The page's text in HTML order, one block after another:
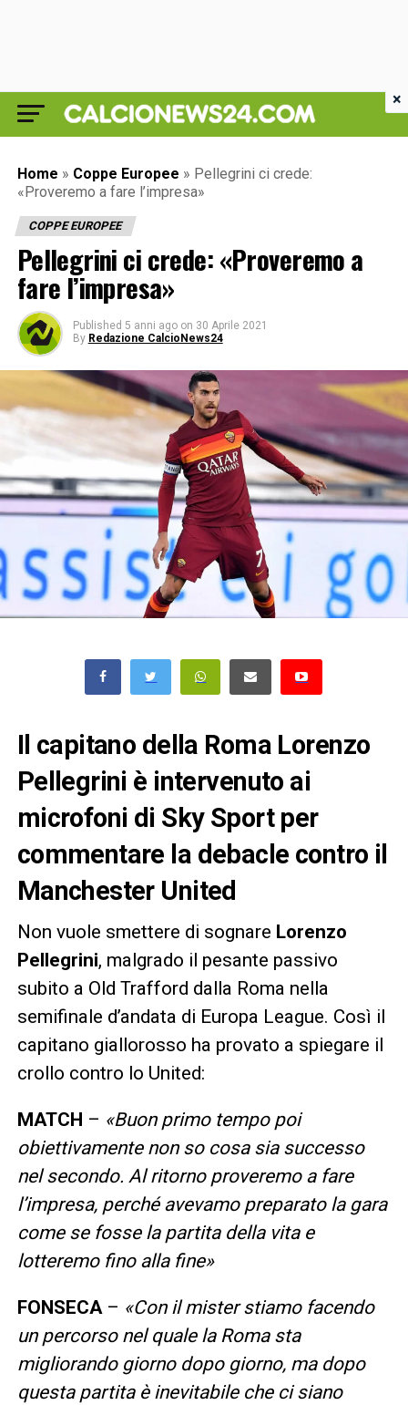
Home » Coppe Europee » Pellegrini ci crede:
«Proveremo a fare l’impresa»
COPPE EUROPEE
Pellegrini ci crede: «Proveremo a
fare l’impresa»
Published 5 anni ago on 30 Aprile 2021
By Redazione CalcioNews24
Il capitano della Roma Lorenzo
Pellegrini è intervenuto ai
microfoni di Sky Sport per
commentare la debacle contro il
Manchester United
Non vuole smettere di sognare Lorenzo
Pellegrini, malgrado il pesante passivo
subito a Old Trafford dalla Roma nella
semifinale d’andata di Europa League. Così il
capitano giallorosso ha provato a spiegare il
crollo contro lo United:
MATCH – «Buon primo tempo poi
obiettivamente non so cosa sia successo
nel secondo. Al ritorno proveremo a fare
l’impresa, perché avevamo preparato la gara
come se fosse la partita della vita e
lotteremo fino alla fine»
FONSECA– «Con il mister stiamo facendo
un percorso nel quale la Roma sta
migliorando giorno dopo giorno, ma dopo
questa partita è inevitabile che ci siano
×